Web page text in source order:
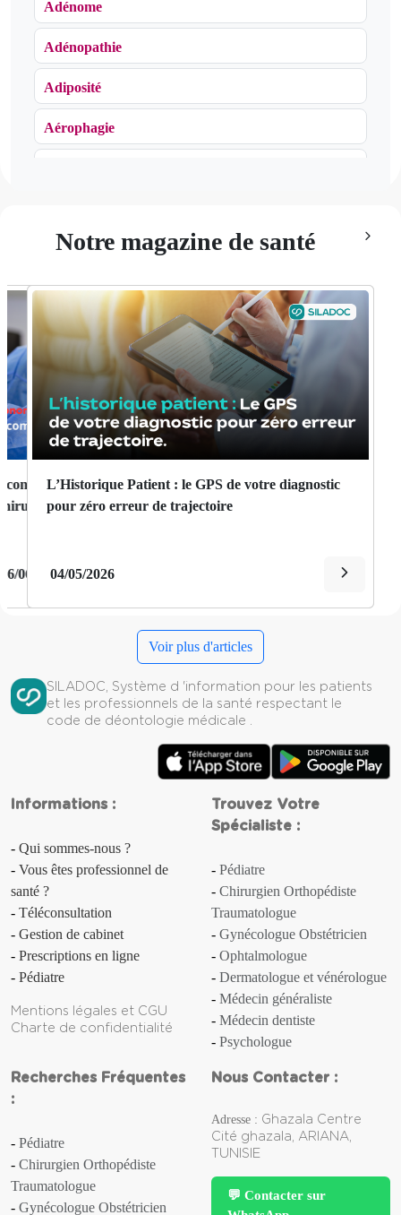
Adénome
Adénopathie
Adiposité
Aérophagie
Algodystrophie
Algoneurodystrophie
Allergie
Alopécie
Alzheimer (maladie d')
Amblyopie
Aménorrhée
Amyotrophie
Anasarque
Anévrisme
Angor
Anorexie
Anosmie
Anthrax
Apathie
Aphasie
Aplasie médullaire
Apnée (du sommeil)
Notre magazine de santé
Zero Papier en 2026: le guide ultime pour
dématérialiser vos dossiers patients
14/05/2026
L’Historique Patient : le GPS de votre diagnostic
pour zéro erreur de trajectoire
04/05/2026
Voir plus d'articles
SILADOC, Système d 'information pour les patients
et les professionnels de la santé respectant le
code de déontologie médicale .
Informations :
Qui sommes-nous ?
Vous êtes professionnel de
santé ?
Téléconsultation
Gestion de cabinet
Prescriptions en ligne
Pédiatre
Mentions légales et CGU
Charte de confidentialité
Trouvez Votre
Spécialiste :
Pédiatre
Chirurgien Orthopédiste
Traumatologue
Gynécologue Obstétricien
Ophtalmologue
Dermatologue et vénérologue
Médecin généraliste
Médecin dentiste
Psychologue
Recherches Fréquentes
:
Pédiatre
Chirurgien Orthopédiste
Traumatologue
Gynécologue Obstétricien
Nous Contacter :
Adresse : Ghazala Centre
Cité ghazala, ARIANA,
TUNISIE
💬 Contacter sur